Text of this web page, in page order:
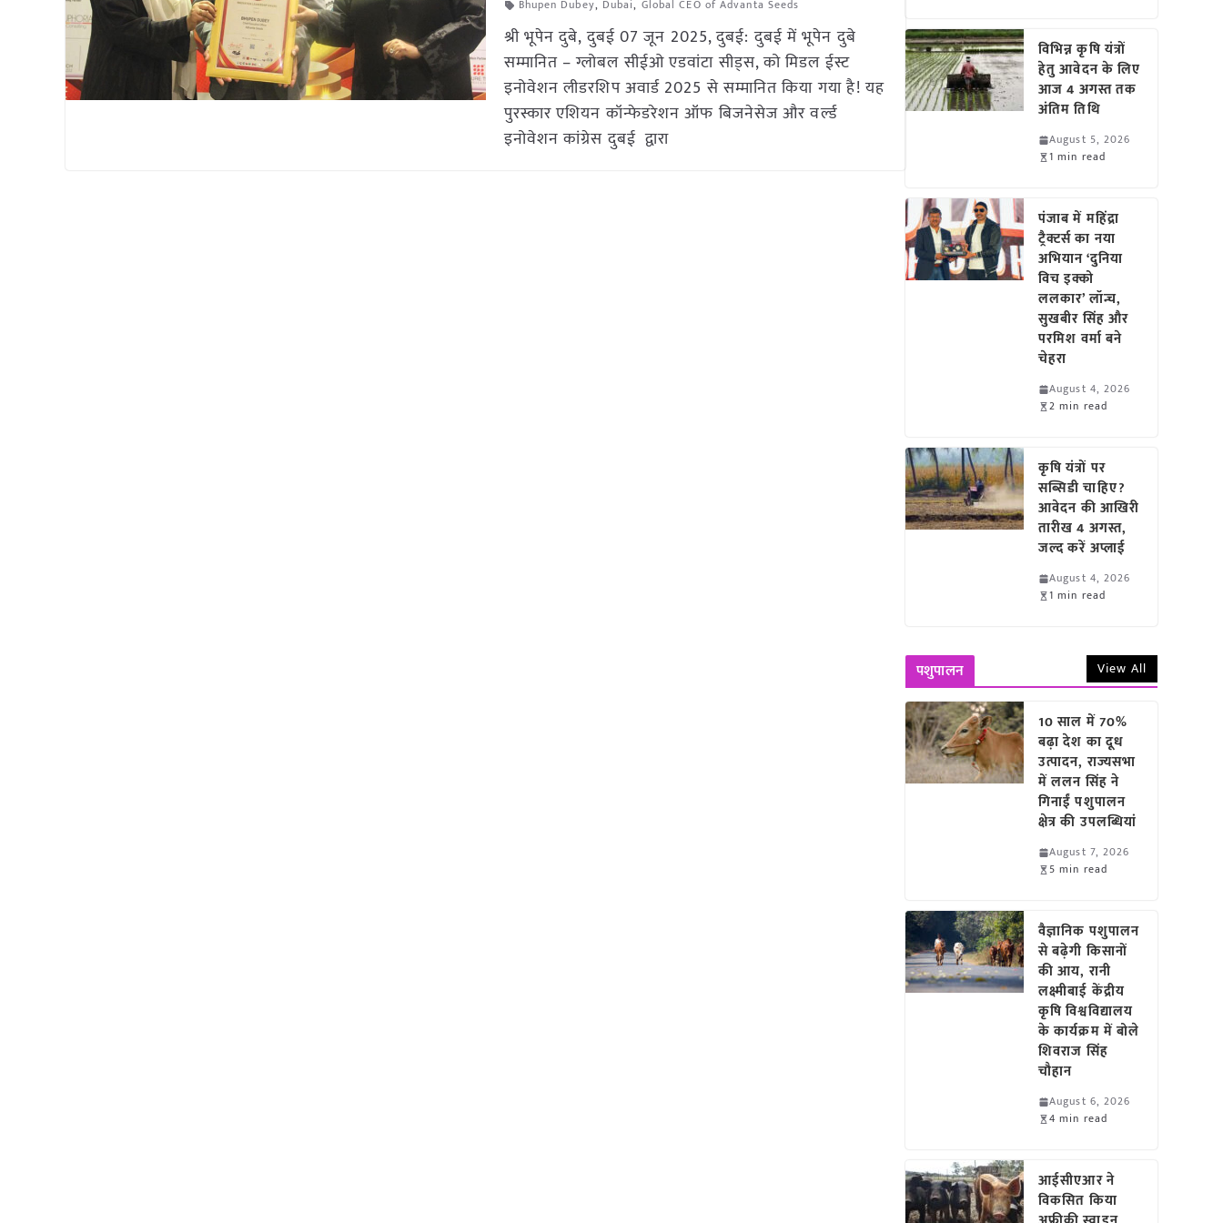
Bhupen Dubey, Dubai, Global CEO of Advanta Seeds
श्री भूपेन दुबे, दुबई 07 जून 2025, दुबई: दुबई में भूपेन दुबे
सम्मानित – ग्लोबल सीईओ एडवांटा सीड्स, को मिडल ईस्ट
इनोवेशन लीडरशिप अवार्ड 2025 से सम्मानित किया गया है! यह
पुरस्कार एशियन कॉन्फेडरेशन ऑफ बिजनेसेज और वर्ल्ड
इनोवेशन कांग्रेस दुबई द्वारा
विभिन्न कृषि यंत्रों
हेतु आवेदन के लिए
आज 4 अगस्त तक
अंतिम तिथि
August 5, 2026
1 min read
पंजाब में महिंद्रा
ट्रैक्टर्स का नया
अभियान ‘दुनिया
विच इक्को
ललकार’ लॉन्च,
सुखबीर सिंह और
परमिश वर्मा बने
चेहरा
August 4, 2026
2 min read
कृषि यंत्रों पर
सब्सिडी चाहिए?
आवेदन की आखिरी
तारीख 4 अगस्त,
जल्द करें अप्लाई
August 4, 2026
1 min read
पशुपालन View All
10 साल में 70%
बढ़ा देश का दूध
उत्पादन, राज्यसभा
में ललन सिंह ने
गिनाईं पशुपालन
क्षेत्र की उपलब्धियां
August 7, 2026
5 min read
वैज्ञानिक पशुपालन
से बढ़ेगी किसानों
की आय, रानी
लक्ष्मीबाई केंद्रीय
कृषि विश्वविद्यालय
के कार्यक्रम में बोले
शिवराज सिंह
चौहान
August 6, 2026
4 min read
आईसीएआर ने
विकसित किया